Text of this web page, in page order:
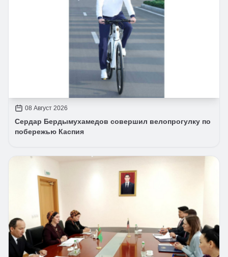
08 Август 2026
Сердар Бердымухамедов совершил велопрогулку по
побережью Каспия